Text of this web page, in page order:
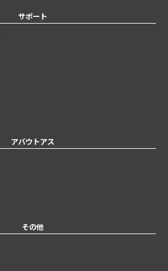
サポート
アバウトアス
その他